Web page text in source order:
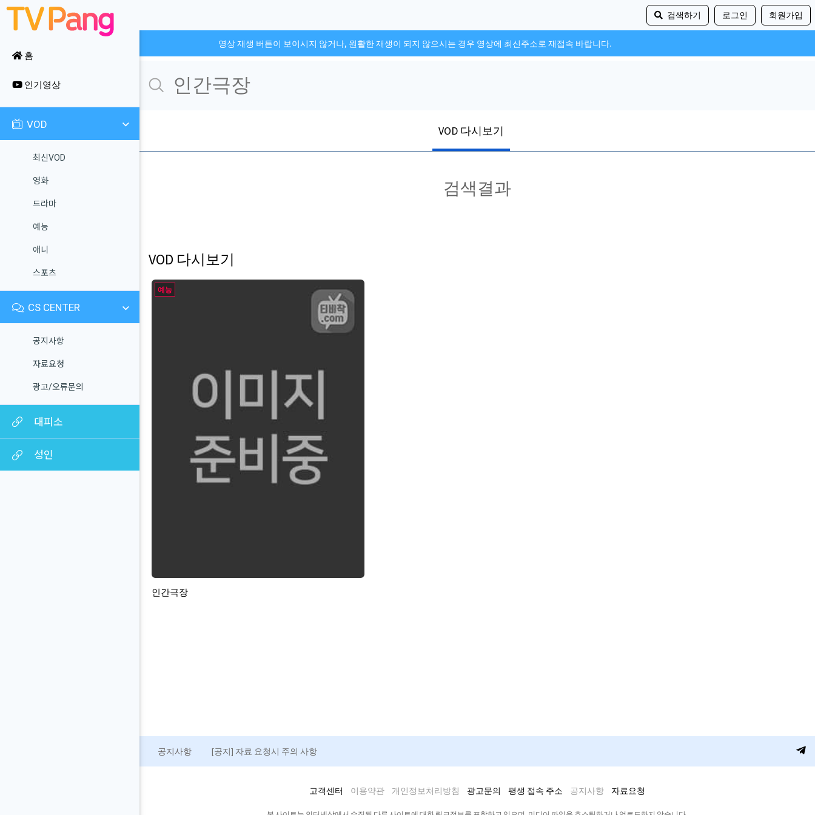
검색하기 로그인 회원가입
홈
인기영상
VOD
최신VOD
영화
드라마
예능
애니
스포츠
CS CENTER
공지사항
자료요청
광고/오류문의
대피소
성인
영상 재생 버튼이 보이시지 않거나, 원활한 재생이 되지 않으시는 경우 영상에 최신주소로 재접속 바랍니다.
VOD 다시보기
검색결과
VOD 다시보기
예능
인간극장
공지사항 [공지] 자료 요청시 주의 사항
고객센터 이용약관 개인정보처리방침 광고문의 평생 접속 주소 공지사항 자료요청